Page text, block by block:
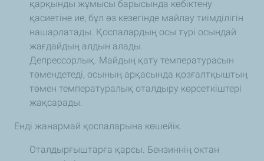
қарқынды жұмысы барысында көбіктену
қасиетіне ие, бұл өз кезегінде майлау тиімділігін
нашарлатады. Қоспалардың осы түрі осындай
жағдайдың алдын алады.
Депрессорлық. Майдың қату температурасын
төмендетеді, осының арқасында қозғалтқыштың
төмен температуралық оталдыру көрсеткіштері
жақсарады.
Енді жанармай қоспаларына көшейік.
Оталдырғыштарға қарсы. Бензиннің октан